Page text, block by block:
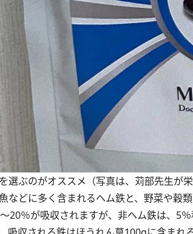
選ぶのがオススメ（写真は、苅部先生が
などに多く含まれるヘム鉄と、野菜や穀
20％が吸収されますが、非ヘム鉄は、5